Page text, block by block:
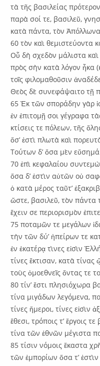
τὰ τῆς βασιλείας
παρὰ σοί τε, βασιλεῦ,
κατὰ πάντα, τὸν
60 τὸν καὶ θεμιστεύοντα
Οὗ δὴ σχεδὸν μάλιστα
πρὸς σὴν κατὰ λόγον ἧκα
τοῖς φιλομαθοῦσιν
Θεὸς δὲ συνεφάψαιτο τῇ
65 Ἐκ τῶν σποράδην γὰρ
ἐν ἐπιτομῇ σοι γέγραφα
κτίσεις τε πόλεων, τῆς
ὅσ’ ἐστὶ πλωτὰ καὶ
Τούτων δ’ ὅσα μὲν εὔσημά
70 ἐπὶ κεφαλαίου
ὅσα δ’ ἐστὶν αὐτῶν οὐ
ὁ κατὰ μέρος ταῦτ’
ὥστε, βασιλεῦ, τὸν πάντα
ἔχειν σε περιορισμὸν
75 ποταμῶν τε μεγάλων
τὴν τῶν δύ’ ἠπείρων τε
ἐν ἑκατέρᾳ τὶνες εἰσὶν
τίνες ἔκτισαν, κατὰ
τοὺς ὁμοεθνεῖς ὄντας τε
80 τίν’ ἔστι πλησιόχωρα
τίνα μιγάδων λεγόμενα,
τίνες ἥμεροι, τίνες εἰσὶν
ἔθεσι, τρόποις τ’ ἔργοις
τίνα τῶν ἐθνῶν μέγιστα
85 τίσιν νόμοις ἕκαστα
τῶν ἐμπορίων ὅσα τ’